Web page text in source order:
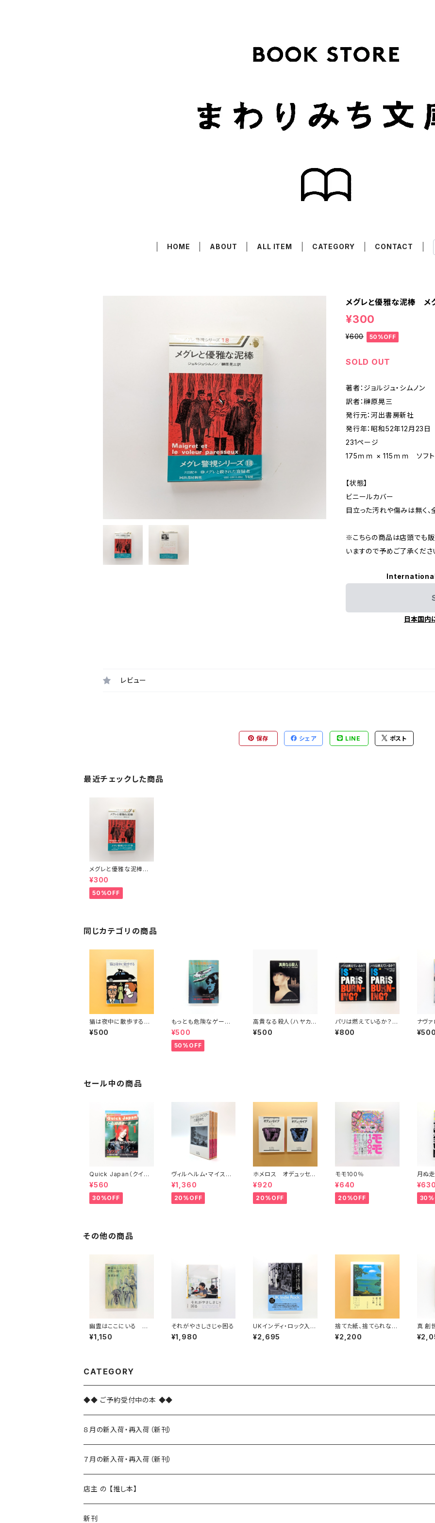
HOME ABOUT ALL ITEM CATEGORY CONTACT
メグレと優雅な泥棒 メ
¥300
¥600 50%OFF
SOLD OUT
著者：ジョルジュ・シムノン
訳者：榊原晃三
発行元：河出書房新社
発行年：昭和52年12月23
231ページ
175ｍｍ × 115ｍｍ ソフト
【状態】
ビニールカバー
目立った汚れや傷みは無く、
※こちらの商品は店頭でも販
いますので予めご了承くださ
日本国内
レビュー
保存 シェア LINE ポスト
最近チェックした商品
メグレと優雅な泥棒
メグレ警視シリーズ18
¥300
50%OFF
同じカテゴリの商品
猫は夜中に散歩する
（ハヤカワ・ミステリ文
庫）
¥500
もっとも危険なゲーム
（ハヤカワ・ミステリ文
庫）
¥500
50%OFF
高貴なる殺人（ハヤカワ
文庫NV）
¥500
パリは燃えているか？
㊤㊦（ハヤカワ文庫NF）
¥800
ナヴ
ワ文庫
¥500
セール中の商品
Quick Japan（クイッ
ク・ジャパン）Vol.11
¥560
30%OFF
ヴィルヘルム・マイスタ
ーの遍歴時代 (上)(中)
(下)（岩波文庫）
¥1,360
20%OFF
ホメロス オデュッセイ
ア(上)(下) （岩波文庫）
¥920
20%OFF
モモ100％
¥640
20%OFF
月ぬ
¥630
その他の商品
幽霊はここにいる ど
れい狩り（新潮文庫）
¥1,150
それがやさしさじゃ困る
¥1,980
UKインディ・ロック入
門 ポスト・パンク、ギ
ター・ポップ、スカとダブ
¥2,695
捨てた紙、捨てられない
紙
¥2,200
真 創
ON・
113）
CATEGORY
◆◆ ご予約受付中の本 ◆◆
８月の新入荷・再入荷（新刊）
新入荷
再入荷
７月の新入荷・再入荷（新刊）
新入荷
再入荷
店主 の 【推し本】
新刊